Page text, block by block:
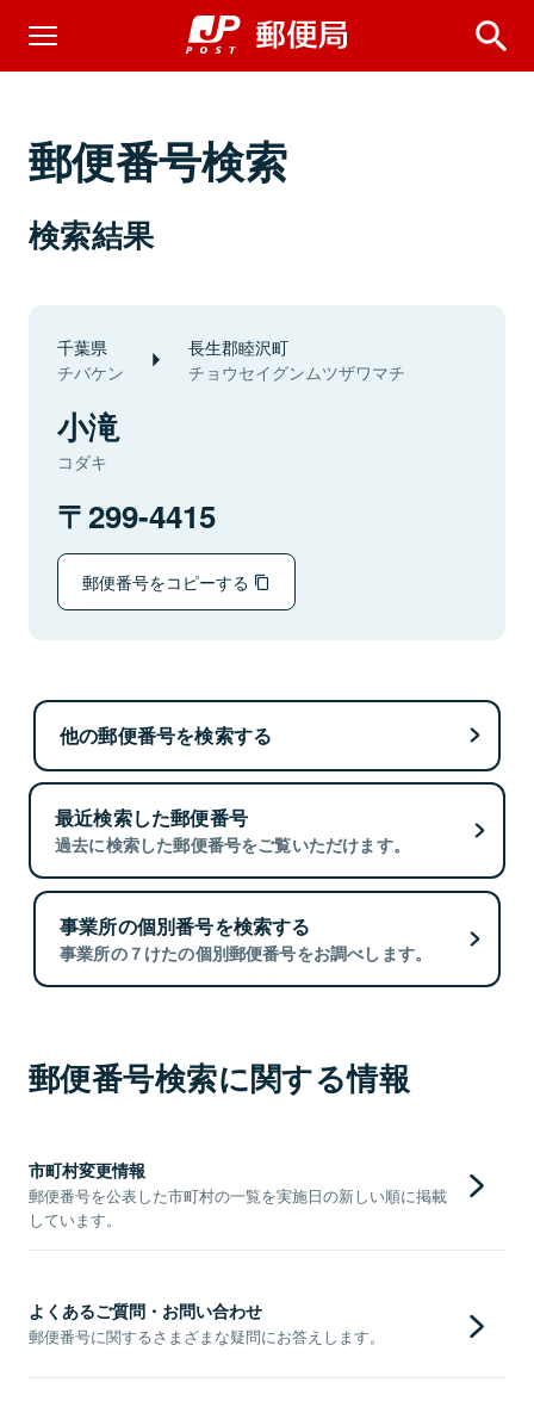
郵便番号検索
検索結果
千葉県
チバケン
長生郡睦沢町
チョウセイグンムツザワマチ
小滝
コダキ
299-4415
郵便番号をコピーする
他の郵便番号を検索する
最近検索した郵便番号
過去に検索した郵便番号をご覧いただけます。
事業所の個別番号を検索する
事業所の７けたの個別郵便番号をお調べします。
郵便番号検索に関する情報
市町村変更情報
郵便番号を公表した市町村の一覧を実施日の新しい順に掲載
しています。
よくあるご質問・お問い合わせ
郵便番号に関するさまざまな疑問にお答えします。